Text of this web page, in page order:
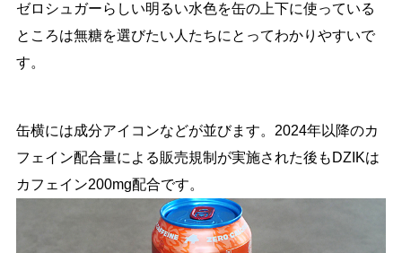
ゼロシュガーらしい明るい水色を缶の上下に使っている
ところは無糖を選びたい人たちにとってわかりやすいで
す。
缶横には成分アイコンなどが並びます。2024年以降のカ
フェイン配合量による販売規制が実施された後もDZIKは
カフェイン200mg配合です。